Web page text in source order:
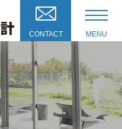
CONTACT MENU